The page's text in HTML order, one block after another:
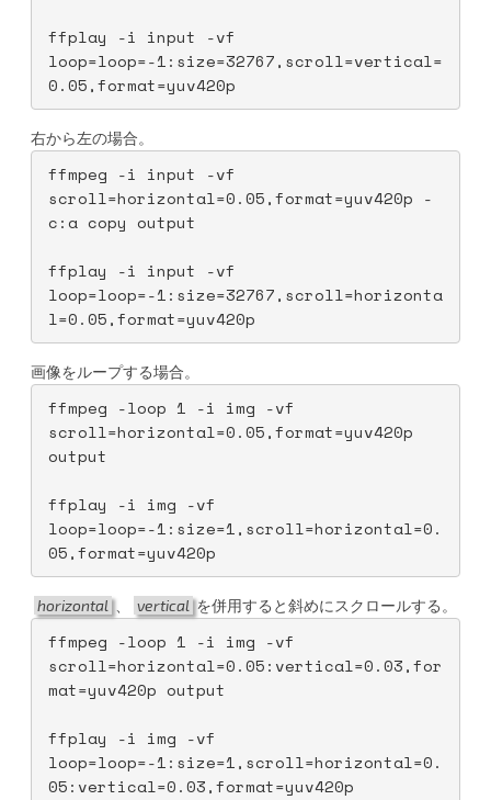
ffplay -i input -vf
loop=loop=-1:size=32767,scroll=vertical=
0.05,format=yuv420p
右から左の場合。
ffmpeg -i input -vf
scroll=horizontal=0.05,format=yuv420p -
c:a copy output
ffplay -i input -vf
loop=loop=-1:size=32767,scroll=horizonta
l=0.05,format=yuv420p
画像をループする場合。
ffmpeg -loop 1 -i img -vf
scroll=horizontal=0.05,format=yuv420p
output
ffplay -i img -vf
loop=loop=-1:size=1,scroll=horizontal=0.
05,format=yuv420p
horizontal vertical を併用すると斜めにスクロールする。
ffmpeg -loop 1 -i img -vf
scroll=horizontal=0.05:vertical=0.03,for
mat=yuv420p output
ffplay -i img -vf
loop=loop=-1:size=1,scroll=horizontal=0.
05:vertical=0.03,format=yuv420p